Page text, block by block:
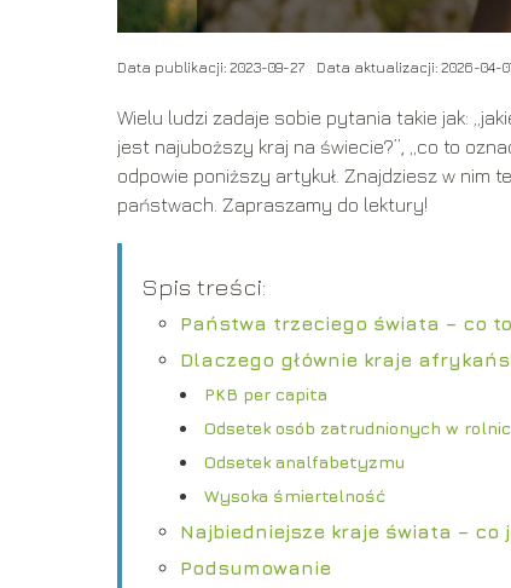
Data publikacji: 2023-09-27 Data aktualizacji: 2026-04-
Wielu ludzi zadaje sobie pytania takie jak:
jest najuboższy kraj na świecie?”, „co to
odpowie poniższy artykuł. Znajdziesz w nim
państwach. Zapraszamy do lektury!
Spis treści:
Państwa trzeciego świata – co
Dlaczego głównie kraje
PKB per capita
Odsetek osób zatrudnionych w
Odsetek analfabetyzmu
Wysoka śmiertelność
Najbiedniejsze kraje świata – co
Podsumowanie